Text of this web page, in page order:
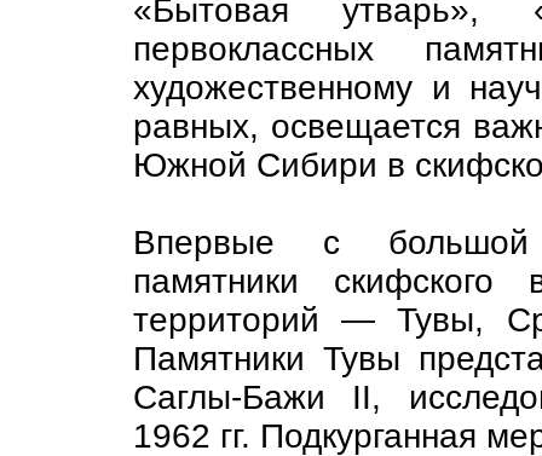
«Бытовая
первоклассных
художественному и
равных, освещается
Южной Сибири в
Впервые с большой
памятники
территорий — Тувы,
Памятники Тувы
Саглы-Бажи II,
1962 гг. Подкурганная